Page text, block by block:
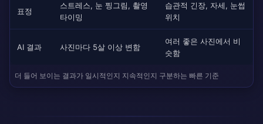
더 들어 보이는 결과가 일시적인지 지속적인지 구분하는 빠른 기준
표정
스트레스, 눈 찡그림, 촬영
타이밍
습관적 긴장, 자세, 눈썹
위치
AI 결과 사진마다 5살 이상 변함
여러 좋은 사진에서 비
슷함